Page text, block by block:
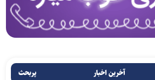
آخرین اخبار پربحث